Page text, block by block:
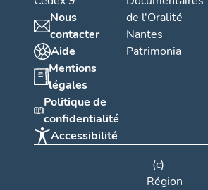
Nous
contacter
Aide
Mentions
légales
Politique de
confidentialité
Accessibilité
de l'Oralité
Nantes
Patrimonia
(c)
Région